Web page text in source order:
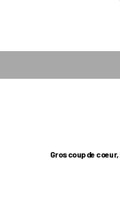
Gros coup de